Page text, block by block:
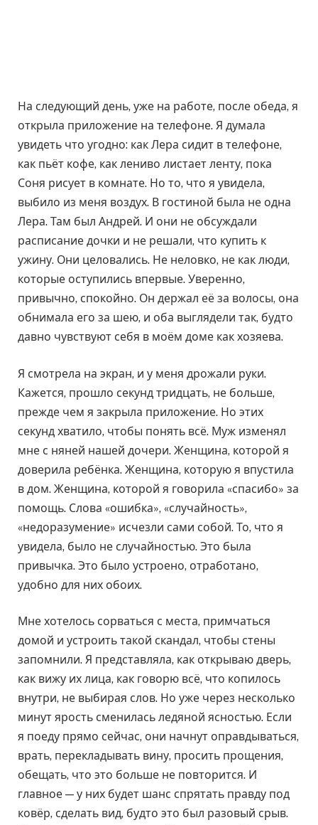
На следующий день, уже на работе, после обеда, я
открыла приложение на телефоне. Я думала
увидеть что угодно: как Лера сидит в телефоне,
как пьёт кофе, как лениво листает ленту, пока
Соня рисует в комнате. Но то, что я увидела,
выбило из меня воздух. В гостиной была не одна
Лера. Там был Андрей. И они не обсуждали
расписание дочки и не решали, что купить к
ужину. Они целовались. Не неловко, не как люди,
которые оступились впервые. Уверенно,
привычно, спокойно. Он держал её за волосы, она
обнимала его за шею, и оба выглядели так, будто
давно чувствуют себя в моём доме как хозяева.
Я смотрела на экран, и у меня дрожали руки.
Кажется, прошло секунд тридцать, не больше,
прежде чем я закрыла приложение. Но этих
секунд хватило, чтобы понять всё. Муж изменял
мне с няней нашей дочери. Женщина, которой я
доверила ребёнка. Женщина, которую я впустила
в дом. Женщина, которой я говорила «спасибо» за
помощь. Слова «ошибка», «случайность»,
«недоразумение» исчезли сами собой. То, что я
увидела, было не случайностью. Это была
привычка. Это было устроено, отработано,
удобно для них обоих.
Мне хотелось сорваться с места, примчаться
домой и устроить такой скандал, чтобы стены
запомнили. Я представляла, как открываю дверь,
как вижу их лица, как говорю всё, что копилось
внутри, не выбирая слов. Но уже через несколько
минут ярость сменилась ледяной ясностью. Если
я поеду прямо сейчас, они начнут оправдываться,
врать, перекладывать вину, просить прощения,
обещать, что это больше не повторится. И
главное — у них будет шанс спрятать правду под
ковёр, сделать вид, будто это был разовый срыв.